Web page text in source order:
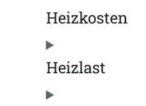
Heizkosten
Heizlast